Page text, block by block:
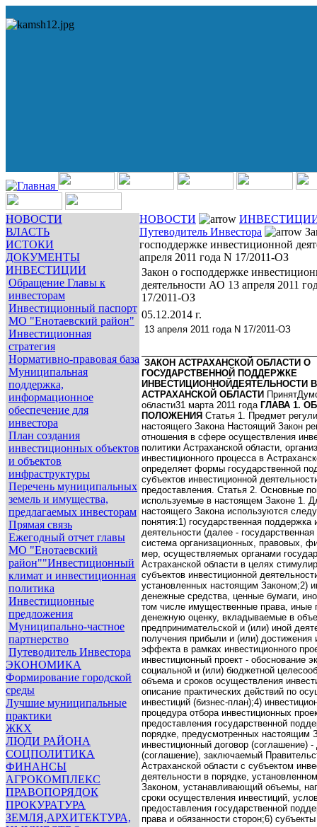
НОВОСТИ
ВЛАСТЬ
ИСТОКИ
ДОКУМЕНТЫ
ИНВЕСТИЦИИ
Обращение Главы к
инвесторам
Инвестиционный паспорт
МО "Енотаевский район"
Инвестиционная
стратегия
Нормативно-правовая база
Муниципальная
поддержка,
информационное
обеспечение для
инвестора
План создания
инвестиционных объектов
и объектов
инфраструктуры
Перечень муниципальных
земель и имущества,
предлагаемых инвесторам
Прямая связь
Ежегодный отчет главы
МО "Енотаевский
район""Инвестиционный
климат и инвестиционная
политика
Инвестиционные
предложения
Муниципально-частное
партнерство
Путеводитель Инвестора
ЭКОНОМИКА
Формирование городской
среды
Лучшие муниципальные
практики
ЖКХ
ЛЮДИ РАЙОНА
СОЦПОЛИТИКА
ФИНАНСЫ
АГРОКОМПЛЕКС
ПРАВОПОРЯДОК
ПРОКУРАТУРА
ЗЕМЛЯ,АРХИТЕКТУРА,
НОВОСТИ
Путеводитель Инвестора
господдержке инвестиционной
апреля 2011 года N 17/2011-ОЗ
Закон о господдержке
деятельности АО 13 апреля 2011
17/2011-ОЗ
05.12.2014 г.
13 апреля 2011 года N 17/2011-ОЗ
ЗАКОН АСТРАХАНСКОЙ ОБЛАСТИ О
ГОСУДАРСТВЕННОЙ ПОДДЕРЖКЕ
ИНВЕСТИЦИОННОЙДЕЯТЕЛЬНОСТИ В
АСТРАХАНСКОЙ ОБЛАСТИ Принят
области31 марта 2011 года ГЛАВА 1.
ПОЛОЖЕНИЯ Статья 1. Предмет
настоящего Закона Настоящий Закон
отношения в сфере осуществления
политики Астраханской области,
инвестиционного процесса в
определяет формы государственной
субъектов инвестиционной
предоставления. Статья 2. Основные
используемые в настоящем Законе 1.
настоящего Закона используются
понятия:1) государственная поддержка
деятельности (далее -
система организационных, правовых,
мер, осуществляемых органами
Астраханской области в целях
субъектов инвестиционной
установленных настоящим Законом;2)
денежные средства, ценные бумаги,
том числе имущественные права,
денежную оценку, вкладываемые в
предпринимательской и (или) иной
получения прибыли и (или) достижения
эффекта в рамках инвестиционного
инвестиционный проект - обоснование
социальной и (или) бюджетной
объема и сроков осуществления
описание практических действий по
инвестиций (бизнес-план);4)
процедура отбора инвестиционных
предоставления государственной
порядке, предусмотренных настоящим
инвестиционный договор (соглашение) -
(соглашение), заключаемый
Астраханской области с субъектом
деятельности в порядке,
Законом, устанавливающий объемы,
сроки осуществления инвестиций,
предоставления государственной
права и обязанности сторон;6)